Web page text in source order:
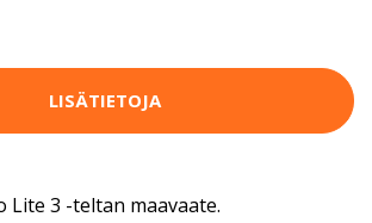
LISÄTIETOJA
Lite 3 -teltan maavaate.